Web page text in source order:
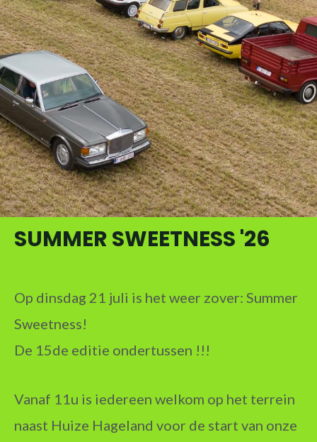
SUMMER SWEETNESS '26
Op dinsdag 21 juli is het weer zover: Summer
Sweetness!
De 15de editie ondertussen !!!
Vanaf 11u is iedereen welkom op het terrein
naast Huize Hageland voor de start van onze